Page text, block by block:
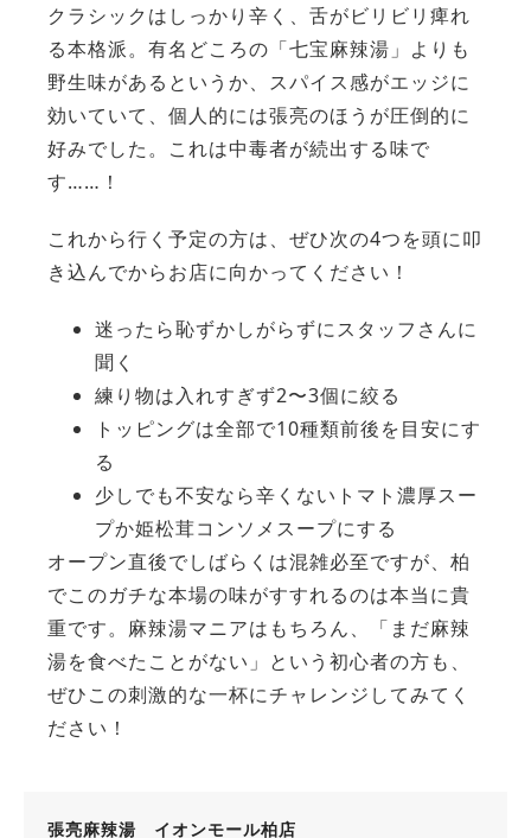
クラシックはしっかり辛く、舌がビリビリ痺れ
る本格派。有名どころの「七宝麻辣湯」よりも
野生味があるというか、スパイス感がエッジに
効いていて、個人的には張亮のほうが圧倒的に
好みでした。これは中毒者が続出する味で
す……！
これから行く予定の方は、ぜひ次の4つを頭に叩
き込んでからお店に向かってください！
迷ったら恥ずかしがらずにスタッフさんに
聞く
練り物は入れすぎず2〜3個に絞る
トッピングは全部で10種類前後を目安にす
る
少しでも不安なら辛くないトマト濃厚スー
プか姫松茸コンソメスープにする
オープン直後でしばらくは混雑必至ですが、柏
でこのガチな本場の味がすすれるのは本当に貴
重です。麻辣湯マニアはもちろん、「まだ麻辣
湯を食べたことがない」という初心者の方も、
ぜひこの刺激的な一杯にチャレンジしてみてく
ださい！
張亮麻辣湯 イオンモール柏店
人気のキーワード
#ラーメン#ショッピング #カフェ #スイーツ#パン#カレー#柏駅
#イベント#公園 #教えたい／教えて投稿記事